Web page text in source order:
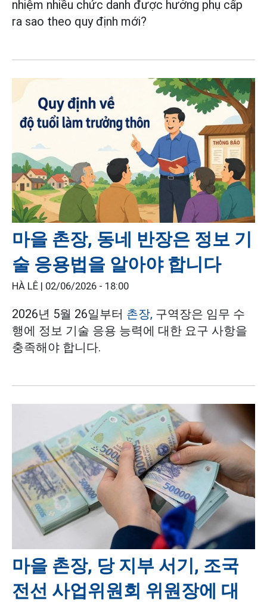
nhiệm nhiều chức danh được hưởng phụ cấp
ra sao theo quy định mới?
마을 촌장, 동네 반장은 정보 기
술 응용법을 알아야 합니다
HÀ LÊ | 02/06/2026 - 18:00
2026년 5월 26일부터 촌장, 구역장은 임무 수
행에 정보 기술 응용 능력에 대한 요구 사항을
충족해야 합니다.
마을 촌장, 당 지부 서기, 조국
전선 사업위원회 위원장에 대